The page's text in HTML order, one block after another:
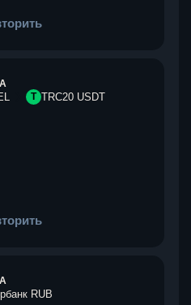
T TRC20 USDT
RUB